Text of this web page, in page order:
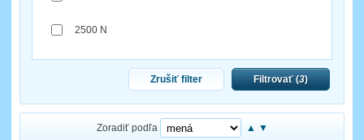
2500 N
Zrušiť filter Filtrovať (3)
Zoradiť podľa ▲ ▼